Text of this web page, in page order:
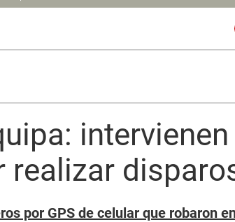
por GPS de celular que robaron